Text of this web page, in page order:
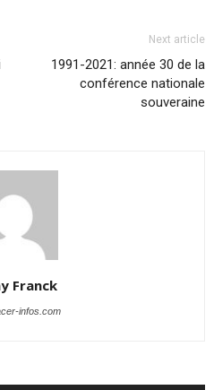
Next article
1991-2021: année 30 de la
conférence nationale
souveraine
Franck
infos.com